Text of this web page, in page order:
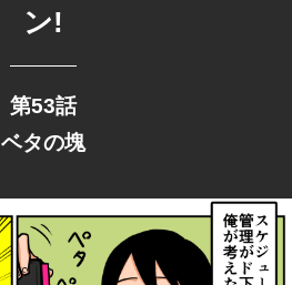
ン!
第53話
ベタの塊